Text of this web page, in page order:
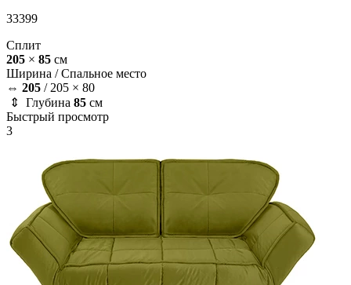
33399
Сплит
205 × 85 см
Ширина /Спальное место
⇔ 205 / 205 × 80
⇕ Глубина 85 см
Быстрый просмотр
3